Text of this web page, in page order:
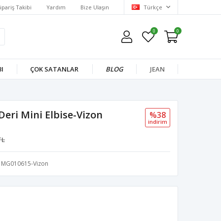
Takibi Yardım Bize Ulaşın Türkçe
0 0
ÇOK SATANLAR BLOG JEAN
Mini Elbise-Vizon %38
i̇ndi̇ri̇m
MG010615-Vizon